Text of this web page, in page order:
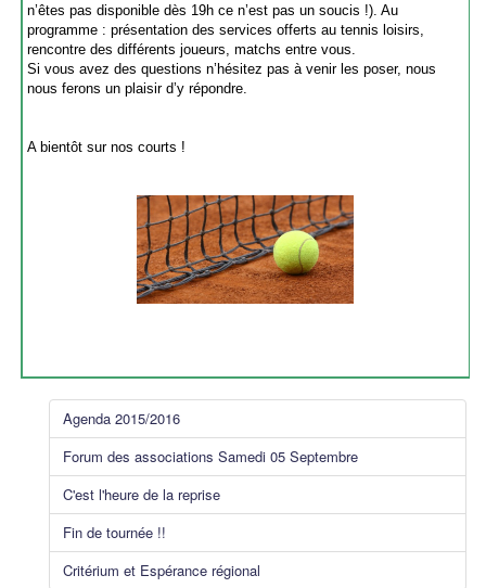
n’êtes pas disponible dès 19h ce n’est pas un soucis !). Au
programme : présentation des services offerts au tennis loisirs,
rencontre des différents joueurs, matchs entre vous.
Si vous avez des questions n’hésitez pas à venir les poser, nous
nous ferons un plaisir d’y répondre.
A bientôt sur nos courts !
Agenda 2015/2016
Forum des associations Samedi 05 Septembre
C'est l'heure de la reprise
Fin de tournée !!
Critérium et Espérance régional